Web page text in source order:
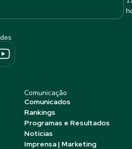
Comunicação
Comunicados
Rankings
Programas e Resultados
Notícias
Imprensa | Marketing